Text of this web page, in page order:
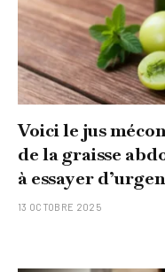
Voici le jus
de la graisse
à essayer
13 OCTOBRE 2025